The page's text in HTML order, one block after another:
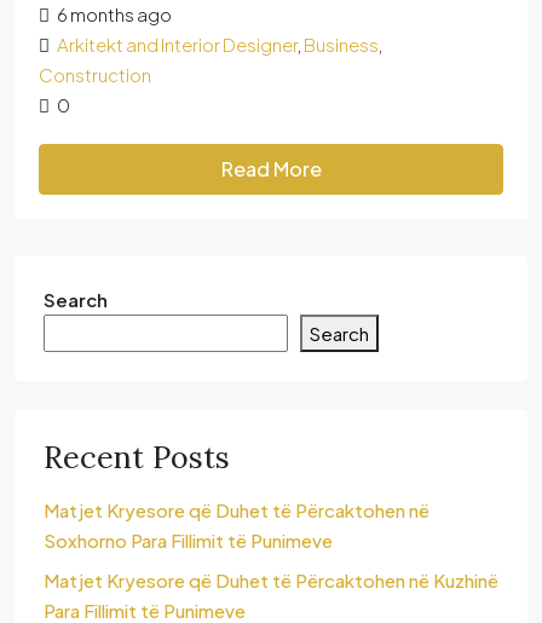
6 months ago
Arkitekt and Interior Designer, Business
Construction
0
Read More
Search
Search
Recent Posts
Matjet Kryesore që Duhet të Përcaktohen në
Soxhorno Para Fillimit të Punimeve
Matjet Kryesore që Duhet të Përcaktohen në Kuzhinë
Para Fillimit të Punimeve